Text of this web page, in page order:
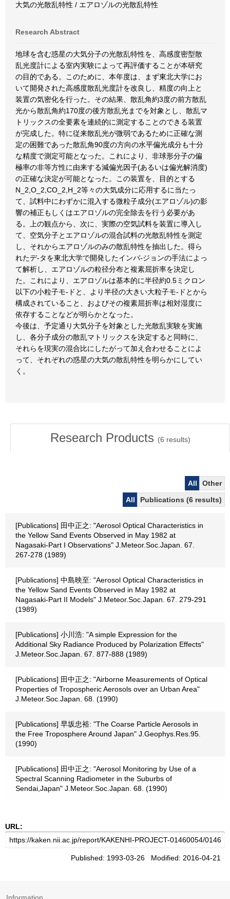
大気の光散乱特性 / エアロゾルの光散乱特性
Research Abstract
地球を含む惑星の大気分子の光散乱特性を、高感度密型散
乱光度計による室内実験によって再評価することが本研究
の目的である。このために、本年度は、まず東北大学にお
いて開発された高感度散乱光度計を改良し、精度の向上と
装置の気密化を行った。その結果、散乱角約3度の前方散乱
光から散乱角約170度の後方散乱光までを対象とし、散乱マ
トリックスの全要素を連続的に測定することのできる装置
が完成した。特に従来散乱光が微弱であるために正確な測
定の困難であった散乱角90度の方向の水平偏光成分も十分
な精度で測定可能となった。これにより、非球形分子の偏
極率の非等方性に由来する減偏光因子(あるいは偏光解消度)
の正確な決定が可能となった。この装置を、目的とする
N_2,O_2,CO_2,H_2等々の大気成分に応用するに当たっ
て、試料中にわずかに混入する微粒子成分(エアロゾル)の影
響の補正もしくはエアロゾルの完全除去を行う必要があ
る。上の観点から、次に、実際の空気試料を装置に導入し
て、空気分子とエアロゾルの混合試料の光散乱特性を測定
し、それからエアロゾルのみの散乱特性を抽出した。得ら
れたデ-タを東北大学で開発したインバ-ジョンの手法によっ
て解析し、エアロゾルの粒径分布と複素屈折率を決定し
た。これにより、エアロゾルは基本的に半径約0.5ミクロン
以下の小粒子モ-ドと、より半径の大きい大粒子モ-ドとから
構成されていること、およびその複素屈折率は相対湿度に
依存することなどが明らかとなった。
今後は、予定通り大気分子を対象とした光散乱実験を実施
し、各分子成分の散乱マトリックスを決定すると同時に、
それらを現実の混合比にしたがって加え合わせることによ
って、それぞれの惑星の大気の散乱特性を明らかにしてい
く。
Research Products (6 results)
All
Other
All
Publications (6 results)
[Publications] 田中正之: "Aerosol Optical Characteristics in
the Yellow Sand Events Observed in May 1982 at
Nagasaki-Part I Observations" J.Meteor.Soc.Japan. 67.
267-278 (1989)
[Publications] 中島映至: "Aerosol Optical Characteristics in
the Yellow Sand Events Observed in May 1982 at
Nagasaki-Part II Models" J.Meteor.Soc.Japan. 67. 279-291
(1989)
[Publications] 小川浩: "A simple Expression for the
Additional Sky Radiance Produced by Polarization Effects"
J.Meteor.Soc.Japan. 67. 877-888 (1989)
[Publications] 田中正之: "Airborne Measurements of Optical
Properties of Tropospheric Aerosols over an Urban Area"
J.Meteor.Soc.Japan. 68. (1990)
[Publications] 早坂忠裕: "The Coarse Particle Aerosols in
the Free Troposphere Around Japan" J.Geophys.Res.95.
(1990)
[Publications] 田中正之: "Aerosol Monitoring by Use of a
Spectral Scanning Radiometer in the Suburbs of
Sendai,Japan" J.Meteor.Soc.Japan. 68. (1990)
URL:
Published: 1993-03-26 Modified: 2016-04-21